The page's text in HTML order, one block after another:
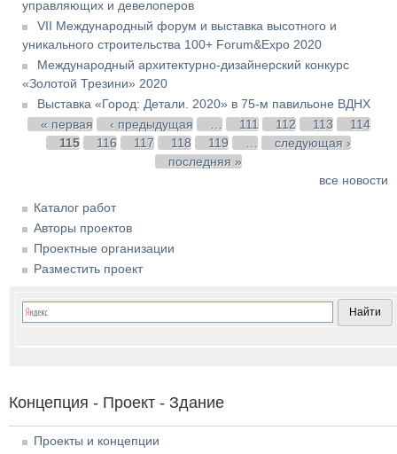
управляющих и девелоперов
VII Международный форум и выставка высотного и
уникального строительства 100+ Forum&Expo 2020
Международный архитектурно-дизайнерский конкурс
«Золотой Трезини» 2020
Выставка «Город: Детали. 2020» в 75-м павильоне ВДНХ
Страницы
« первая ‹ предыдущая 111 112 113
114
115
116 117 118 119
следующая ›
последняя »
все новости
Каталог работ
Авторы проектов
Проектные организации
Разместить проект
Концепция - Проект - Здание
Проекты и концепции